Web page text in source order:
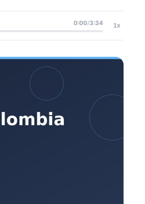
0:00/3:34 1x